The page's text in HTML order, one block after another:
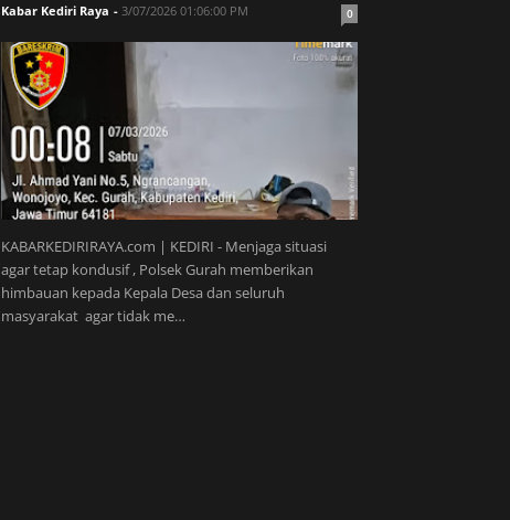
Kabar Kediri Raya - 3/07/2026 01:06:00 PM 0
KABARKEDIRIRAYA.com | KEDIRI - Menjaga situasi
agar tetap kondusif , Polsek Gurah memberikan
himbauan kepada Kepala Desa dan seluruh
masyarakat agar tidak me…